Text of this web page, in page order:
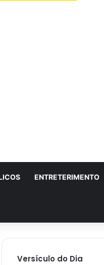
ENTRETERIMENTO
Versículo do Dia